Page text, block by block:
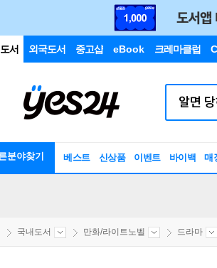
서 외국도서 중고샵 eBook 크레마클럽
분야찾기 베스트 신상품 이벤트 바이백 매
국내도서 만화/라이트노벨 드라마